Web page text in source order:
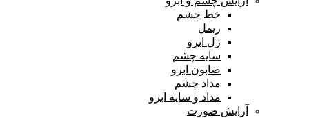
خط چشم
ریمل
ژل ابرو
سایه چشم
صابون ابرو
مداد چشم
مداد و سایه ابرو
آرایش صورت